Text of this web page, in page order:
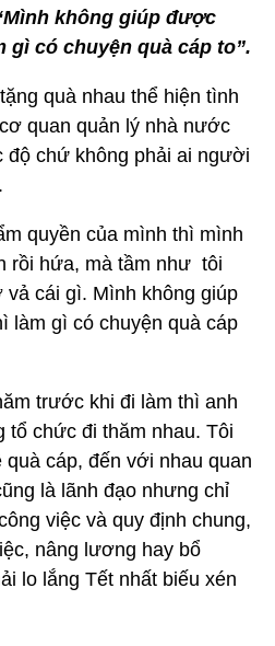
không giúp được
có chuyện quà cáp to”.
quà nhau thể hiện tình
quan quản lý nhà nước
độ chứ không phải ai người
quyền của mình thì mình
rồi hứa, mà tầm như tôi
vả cái gì. Mình không giúp
làm gì có chuyện quà cáp
trước khi đi làm thì anh
tổ chức đi thăm nhau. Tôi
quà cáp, đến với nhau quan
là lãnh đạo nhưng chỉ
việc và quy định chung,
nâng lương hay bổ
lo lắng Tết nhất biếu xén